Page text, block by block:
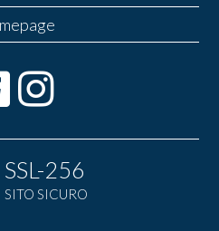
SSL-256
SITO SICURO